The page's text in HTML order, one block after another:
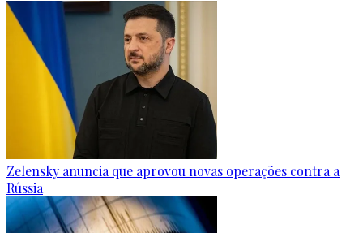
Zelensky anuncia que aprovou novas operações contra a
Rússia